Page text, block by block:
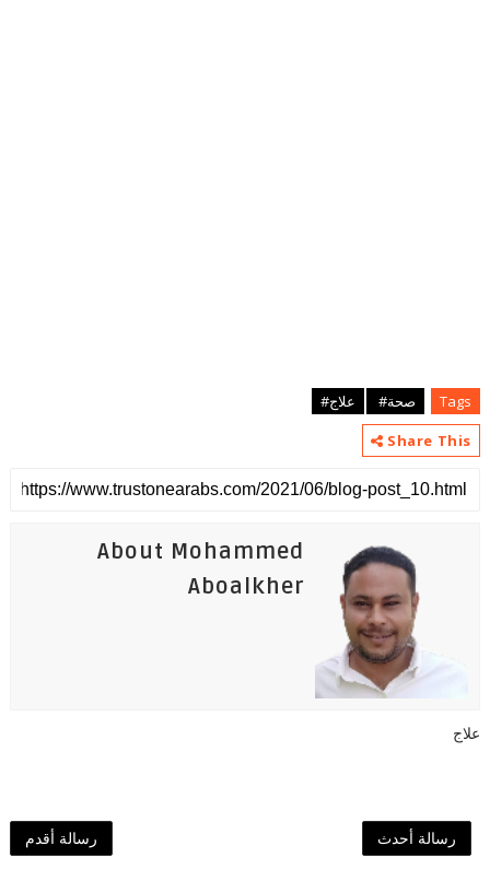
Tags صحة#
علاج#
Share This
About Mohammed
Aboalkher
علاج
رسالة أحدث رسالة أقدم